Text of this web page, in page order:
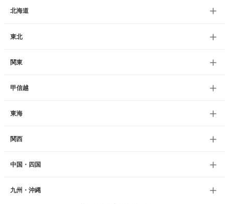
北海道
東北
関東
甲信越
東海
関西
中国・四国
九州・沖縄